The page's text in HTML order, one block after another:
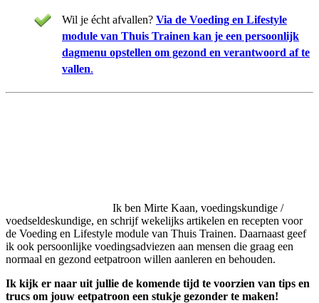
Wil je écht afvallen? Via de Voeding en Lifestyle
module van Thuis Trainen kan je een persoonlijk
dagmenu opstellen om gezond en verantwoord af te
vallen.
Ik ben Mirte Kaan, voedingskundige /
voedseldeskundige, en schrijf wekelijks artikelen en recepten voor
de Voeding en Lifestyle module van Thuis Trainen. Daarnaast geef
ik ook persoonlijke voedingsadviezen aan mensen die graag een
normaal en gezond eetpatroon willen aanleren en behouden.
Ik kijk er naar uit jullie de komende tijd te voorzien van tips en
trucs om jouw eetpatroon een stukje gezonder te maken!